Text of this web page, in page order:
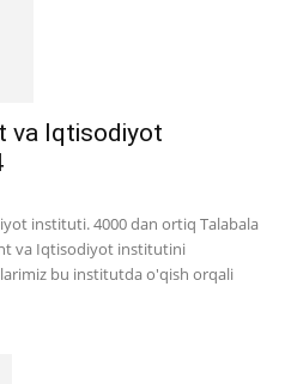
va Iqtisodiyot
instituti. 4000 dan ortiq Talabala
va Iqtisodiyot institutini
bu institutda o'qish orqali